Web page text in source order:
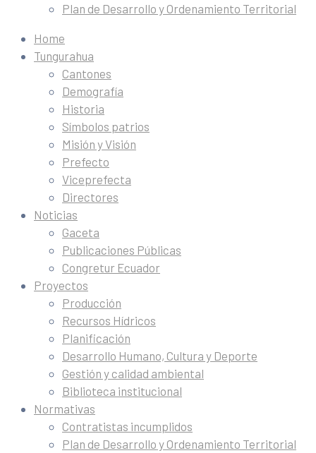
Plan de Desarrollo y Ordenamiento Territorial
Home
Tungurahua
Cantones
Demografía
Historia
Símbolos patrios
Misión y Visión
Prefecto
Viceprefecta
Directores
Noticias
Gaceta
Publicaciones Públicas
Congretur Ecuador
Proyectos
Producción
Recursos Hídricos
Planificación
Desarrollo Humano, Cultura y Deporte
Gestión y calidad ambiental
Biblioteca institucional
Normativas
Contratistas incumplidos
Plan de Desarrollo y Ordenamiento Territorial